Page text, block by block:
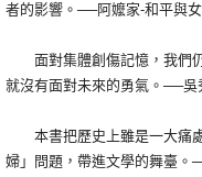
者的影響。──阿嬤家-和平與
面對集體創傷記憶，我們仍
就沒有面對未來的勇氣。──吳
本書把歷史上雖是一大痛處
婦」問題，帶進文學的舞臺。